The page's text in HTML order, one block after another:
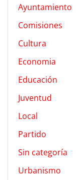
Ayuntamiento
Comisiones
Cultura
Economia
Educación
Juventud
Local
Partido
Sin categoría
Urbanismo